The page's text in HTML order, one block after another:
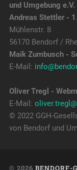
und Umgebung
Andreas Stettler -
Mühlenstr. 8
56170 Bendorf /
Maik Zumbusch -
E-Mail:
Oliver Tregl -
E-Mail:
© 2022 GGH-
von Bendorf und
© 2026 BENDORF-